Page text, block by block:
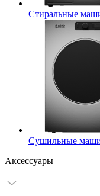
Стиральные
Сушильные
Аксессуары